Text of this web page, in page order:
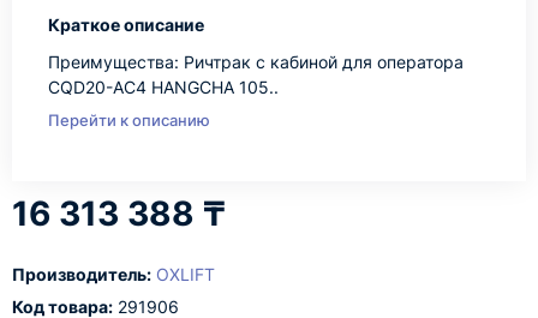
Краткое описание
Преимущества: Ричтрак с кабиной для оператора
CQD20-AC4 HANGCHA 105..
Перейти к описанию
16 313 388 ₸
Производитель: OXLIFT
Код товара: 291906